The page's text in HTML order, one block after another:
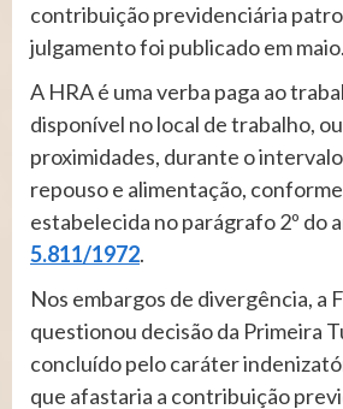
contribuição previdenciária
julgamento foi publicado em maio.
A HRA é uma verba paga ao
disponível no local de trabalho,
proximidades, durante o
repouso e alimentação,
estabelecida no parágrafo 2º do
5.811/1972.
Nos embargos de divergência, a
questionou decisão da Primeira
concluído pelo caráter
que afastaria a contribuição